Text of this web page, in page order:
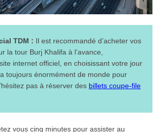
TDM : Il est recommandé d’acheter vos
la tour Burj Khalifa à l’avance,
internet officiel, en choisissant votre jour
toujours énormément de monde pour
pas à réserver des billets coupe-file
vous cinq minutes pour assister au